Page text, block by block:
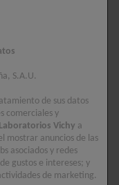
S.A.U.
de sus datos
comerciales y
Laboratorios Vichy a
mostrar anuncios de las
asociados y redes
gustos e intereses; y
de marketing.